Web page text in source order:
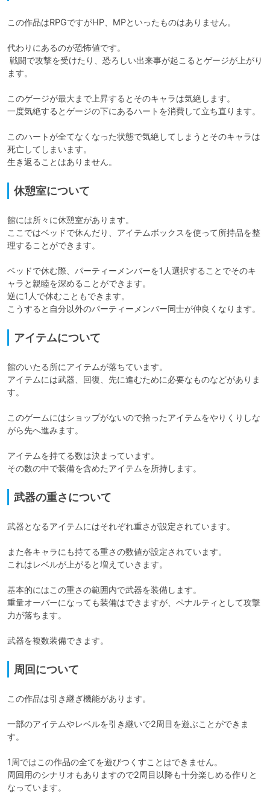
この作品はRPGですがHP、MPといったものはありません。
代わりにあるのが恐怖値です。
ます。
このゲージが最大まで上昇するとそのキャラは気絶します。
一度気絶するとゲージの下にあるハートを消費して立ち直ります。
このハートが全てなくなった状態で気絶してしまうとそのキャラは
死亡してしまいます。
生き返ることはありません。
休憩室について
館には所々に休憩室があります。
ここではベッドで休んだり、アイテムボックスを使って所持品を整
理することができます。
ベッドで休む際、パーティーメンバーを1人選択することでそのキ
ャラと親睦を深めることができます。
逆に1人で休むこともできます。
こうすると自分以外のパーティーメンバー同士が仲良くなります。
アイテムについて
館のいたる所にアイテムが落ちています。
アイテムには武器、回復、先に進むために必要なものなどがありま
す。
このゲームにはショップがないので拾ったアイテムをやりくりしな
がら先へ進みます。
アイテムを持てる数は決まっています。
その数の中で装備を含めたアイテムを所持します。
武器の重さについて
武器となるアイテムにはそれぞれ重さが設定されています。
また各キャラにも持てる重さの数値が設定されています。
これはレベルが上がると増えていきます。
基本的にはこの重さの範囲内で武器を装備します。
重量オーバーになっても装備はできますが、ペナルティとして攻撃
力が落ちます。
武器を複数装備できます。
周回について
この作品は引き継ぎ機能があります。
一部のアイテムやレベルを引き継いで2周目を遊ぶことができま
す。
1周ではこの作品の全てを遊びつくすことはできません。
周回用のシナリオもありますので2周目以降も十分楽しめる作りと
なっています。